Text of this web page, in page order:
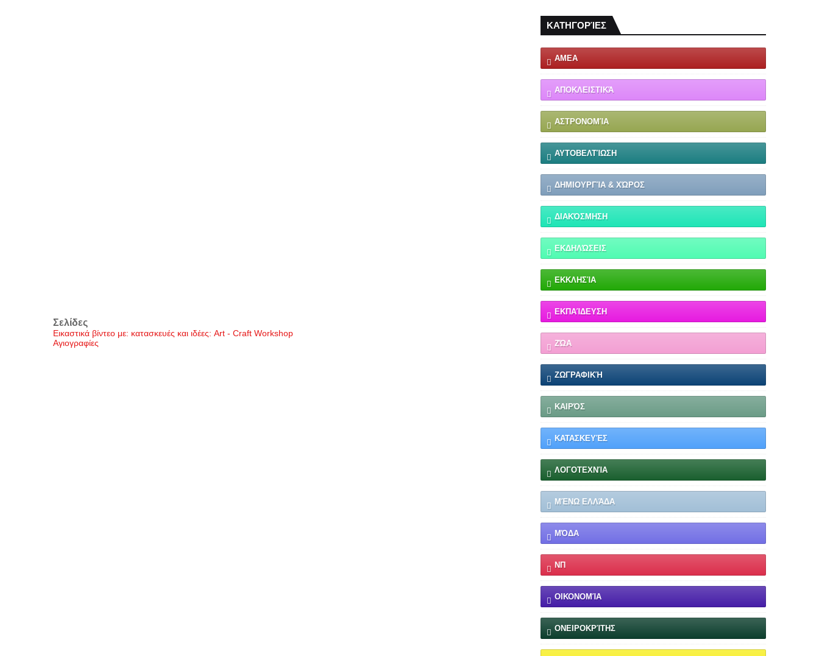
Σελίδες
Εικαστικά βίντεο με: κατασκευές και ιδέες: Art - Craft Workshop
Αγιογραφίες
ΚΑΤΗΓΟΡΊΕΣ
ΑΜΕΑ
ΑΠΟΚΛΕΙΣΤΙΚΆ
ΑΣΤΡΟΝΟΜΊΑ
ΑΥΤΟΒΕΛΤΊΩΣΗ
ΔΗΜΙΟΥΡΓΊΑ & ΧΏΡΟΣ
ΔΙΑΚΌΣΜΗΣΗ
ΕΚΔΗΛΏΣΕΙΣ
ΕΚΚΛΗΣΊΑ
ΕΚΠΑΊΔΕΥΣΗ
ΖΏΑ
ΖΩΓΡΑΦΙΚΉ
ΚΑΙΡΌΣ
ΚΑΤΑΣΚΕΥΈΣ
ΛΟΓΟΤΕΧΝΊΑ
ΜΈΝΩ ΕΛΛΆΔΑ
ΜΌΔΑ
ΝΠ
ΟΙΚΟΝΟΜΊΑ
ΟΝΕΙΡΟΚΡΊΤΗΣ